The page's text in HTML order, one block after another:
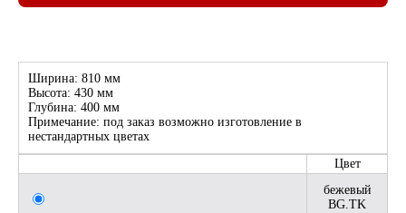
Ширина: 810 мм
Высота: 430 мм
Глубина: 400 мм
Примечание: под заказ возможно изготовление в
нестандартных цветах
Цвет
бежевый
BG.TK